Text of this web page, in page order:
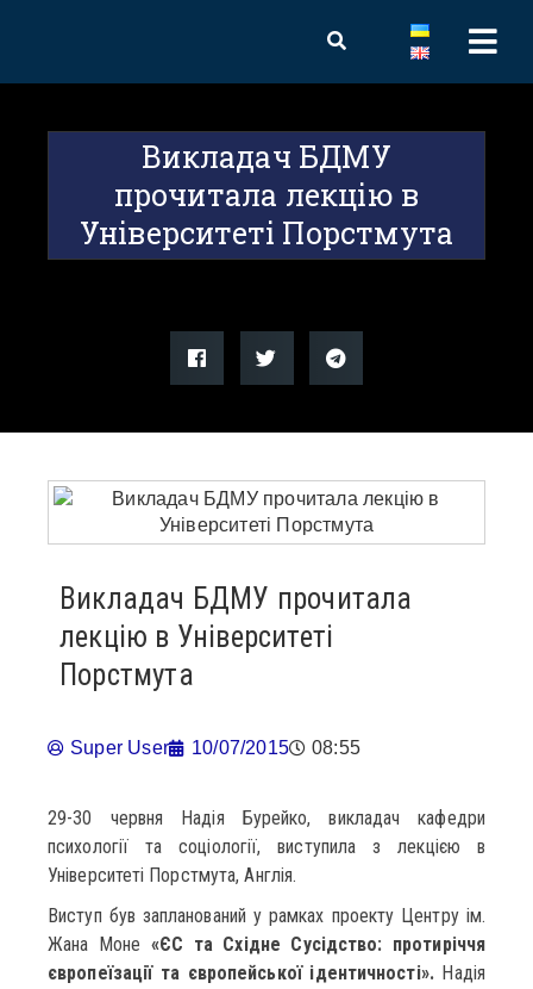
Викладач БДМУ
прочитала лекцію в
Університеті Порстмута
Викладач БДМУ прочитала
лекцію в Університеті
Порстмута
Super User 10/07/2015 08:55
29-30 червня Надія Бурейко, викладач кафедри
психології та соціології, виступила з лекцією в
Університеті Порстмута, Англія.
Виступ був запланований у рамках проекту Центру ім.
Жана Моне «ЄС та Східне Сусідство: протиріччя
європеїзації та європейської ідентичності».Надія